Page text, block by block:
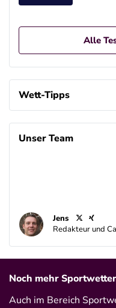
Alle
Wett-Tipps
Unser Team
Jens
Redakteur und
Noch mehr
Auch im Bereich